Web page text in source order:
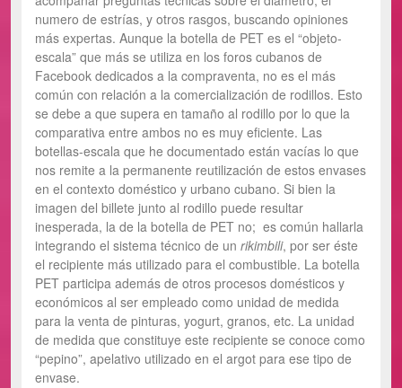
numero de estrías, y otros rasgos, buscando opiniones
más expertas. Aunque la botella de PET es el “objeto-
escala” que más se utiliza en los foros cubanos de
Facebook dedicados a la compraventa, no es el más
común con relación a la comercialización de rodillos. Esto
se debe a que supera en tamaño al rodillo por lo que la
comparativa entre ambos no es muy eficiente. Las
botellas-escala que he documentado están vacías lo que
nos remite a la permanente reutilización de estos envases
en el contexto doméstico y urbano cubano. Si bien la
imagen del billete junto al rodillo puede resultar
inesperada, la de la botella de PET no; es común hallarla
integrando el sistema técnico de un rikimbili, por ser éste
el recipiente más utilizado para el combustible. La botella
PET participa además de otros procesos domésticos y
económicos al ser empleado como unidad de medida
para la venta de pinturas, yogurt, granos, etc. La unidad
de medida que constituye este recipiente se conoce como
“pepino”, apelativo utilizado en el argot para ese tipo de
envase.